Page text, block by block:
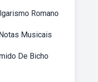
Romano
Musicais
De Bicho